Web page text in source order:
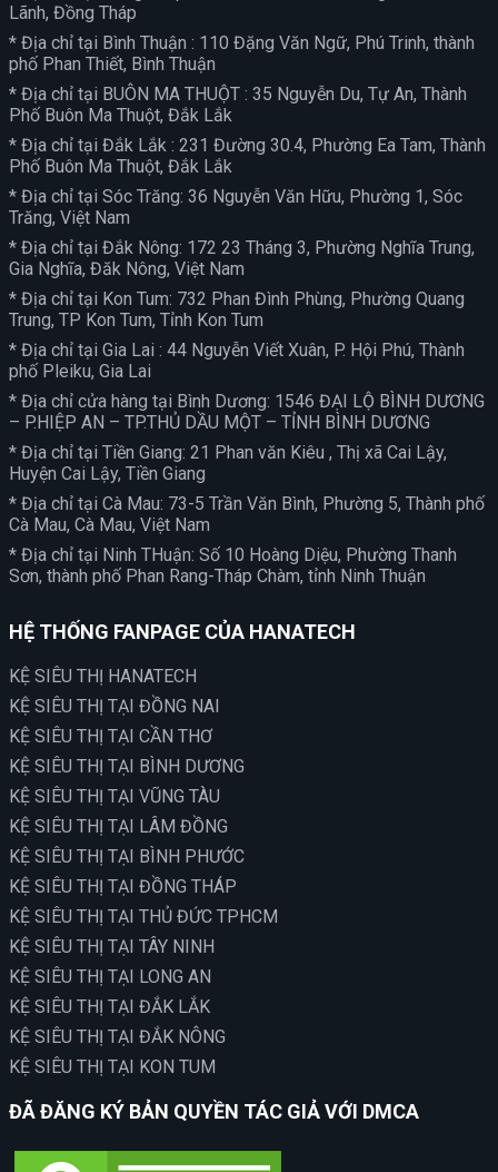
Lãnh, Đồng Tháp
* Địa chỉ tại Bình Thuận : 110 Đặng Văn Ngữ, Phú Trinh, thành
phố Phan Thiết, Bình Thuận
* Địa chỉ tại BUÔN MA THUỘT : 35 Nguyễn Du, Tự An, Thành
Phố Buôn Ma Thuột, Đắk Lắk
* Địa chỉ tại Đắk Lắk : 231 Đường 30.4, Phường Ea Tam, Thành
Phố Buôn Ma Thuột, Đắk Lắk
* Địa chỉ tại Sóc Trăng: 36 Nguyễn Văn Hữu, Phường 1, Sóc
Trăng, Việt Nam
* Địa chỉ tại Đắk Nông: 172 23 Tháng 3, Phường Nghĩa Trung,
Gia Nghĩa, Đăk Nông, Việt Nam
* Địa chỉ tại Kon Tum: 732 Phan Đình Phùng, Phường Quang
Trung, TP Kon Tum, Tỉnh Kon Tum
* Địa chỉ tại Gia Lai : 44 Nguyễn Viết Xuân, P. Hội Phú, Thành
phố Pleiku, Gia Lai
* Địa chỉ cửa hàng tại Bình Dương: 1546 ĐẠI LỘ BÌNH DƯƠNG
– P.HIỆP AN – TP.THỦ DẦU MỘT – TỈNH BÌNH DƯƠNG
* Địa chỉ tại Tiền Giang: 21 Phan văn Kiêu , Thị xã Cai Lậy,
Huyện Cai Lậy, Tiền Giang
* Địa chỉ tại Cà Mau: 73-5 Trần Văn Bình, Phường 5, Thành phố
Cà Mau, Cà Mau, Việt Nam
* Địa chỉ tại Ninh THuận: Số 10 Hoàng Diệu, Phường Thanh
Sơn, thành phố Phan Rang-Tháp Chàm, tỉnh Ninh Thuận
HỆ THỐNG FANPAGE CỦA HANATECH
KỆ SIÊU THỊ HANATECH
KỆ SIÊU THỊ TẠI ĐỒNG NAI
KỆ SIÊU THỊ TẠI CẦN THƠ
KỆ SIÊU THỊ TẠI BÌNH DƯƠNG
KỆ SIÊU THỊ TẠI VŨNG TÀU
KỆ SIÊU THỊ TẠI LÂM ĐỒNG
KỆ SIÊU THỊ TẠI BÌNH PHƯỚC
KỆ SIÊU THỊ TẠI ĐỒNG THÁP
KỆ SIÊU THỊ TẠI THỦ ĐỨC TPHCM
KỆ SIÊU THỊ TẠI TÂY NINH
KỆ SIÊU THỊ TẠI LONG AN
KỆ SIÊU THỊ TẠI ĐẮK LẮK
KỆ SIÊU THỊ TẠI ĐẮK NÔNG
KỆ SIÊU THỊ TẠI KON TUM
ĐÃ ĐĂNG KÝ BẢN QUYỀN TÁC GIẢ VỚI DMCA